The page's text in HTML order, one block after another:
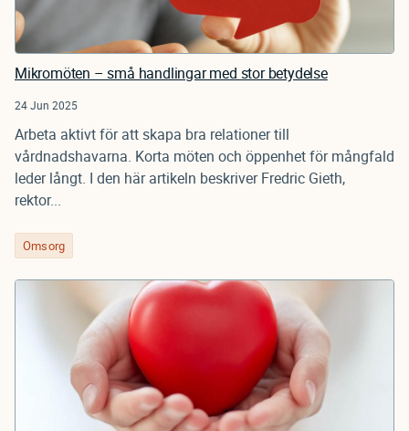
Mikromöten – små handlingar med stor betydelse
24 Jun 2025
Arbeta aktivt för att skapa bra relationer till
vårdnadshavarna. Korta möten och öppenhet för mångfald
leder långt. I den här artikeln beskriver Fredric Gieth,
rektor...
Omsorg